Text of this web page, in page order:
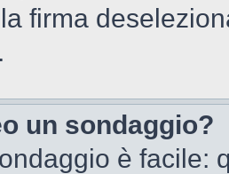
firma
un sondaggio?
è facile: